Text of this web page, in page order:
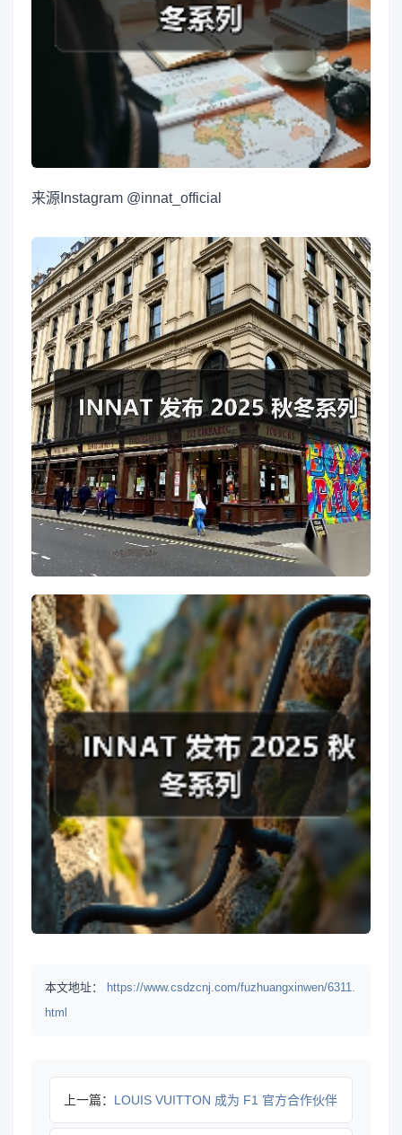
来源 Instagram @innat_official
本文地址：
https://www.csdzcnj.com/fuzhuangxinwen/6311.
html
上一篇： LOUIS VUITTON 成为 F1 官方合作伙伴